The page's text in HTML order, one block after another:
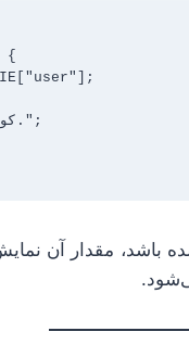
{
باشد، مقدار آن